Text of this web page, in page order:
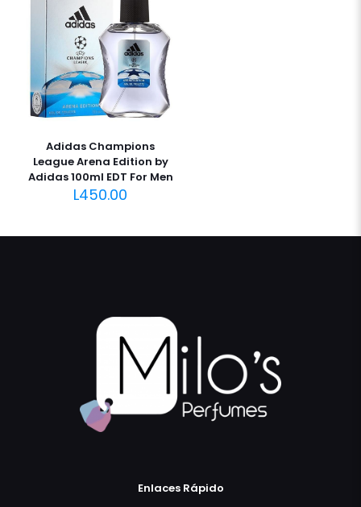
Adidas Champions
League Arena Edition by
Adidas 100ml EDT For Men
L450.00
Enlaces Rápido